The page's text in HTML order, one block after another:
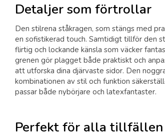
Detaljer som förtrollar
Den stilrena ståkragen, som stängs med
en sofistikerad touch. Samtidigt tillför den
flirtig och lockande känsla som väcker
grenen gör plagget både praktiskt och
att utforska dina djärvaste sidor. Den
kombinationen av stil och funktion
passar både nybörjare och latexfantaster.
Perfekt för alla tillfällen